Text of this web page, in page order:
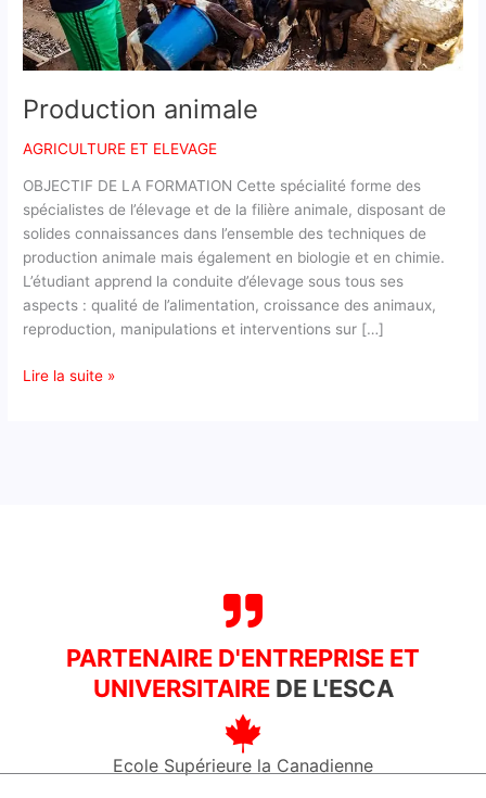
Production animale
AGRICULTURE ET ELEVAGE
OBJECTIF DE LA FORMATION Cette spécialité forme des
spécialistes de l’élevage et de la filière animale, disposant de
solides connaissances dans l’ensemble des techniques de
production animale mais également en biologie et en chimie.
L’étudiant apprend la conduite d’élevage sous tous ses
aspects : qualité de l’alimentation, croissance des animaux,
reproduction, manipulations et interventions sur […]
Lire la suite »
PARTENAIRE D'ENTREPRISE ET
UNIVERSITAIRE DE L'ESCA
Ecole Supérieure la Canadienne